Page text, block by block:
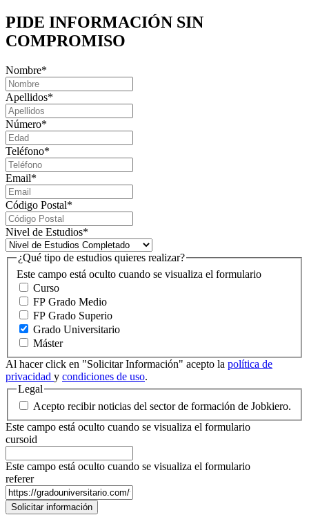
PIDE INFORMACIÓN SIN
COMPROMISO
Nombre*
Apellidos*
Número*
Teléfono*
Email*
Código Postal*
Nivel de Estudios*
Este campo está oculto cuando se visualiza el formulario
¿Qué tipo de estudios quieres realizar?
Curso
FP Grado Medio
FP Grado Superio
Grado Universitario
Máster
Al hacer click en "Solicitar Información" acepto la política de
privacidad y condiciones de uso.
Legal
Acepto recibir noticias del sector de formación de Jobkiero.
Este campo está oculto cuando se visualiza el formulario
cursoid
Este campo está oculto cuando se visualiza el formulario
referer